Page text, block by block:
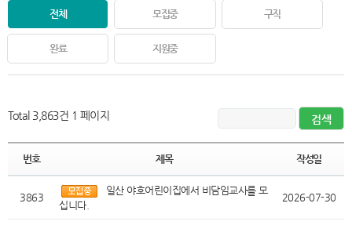
전체 모집중 구직
완료 지원중
Total 3,863건 1 페이지
번호 제목 작성일
3863
일산 야호어린이집에서 비담임교사를 모
십니다.
2026-07-30